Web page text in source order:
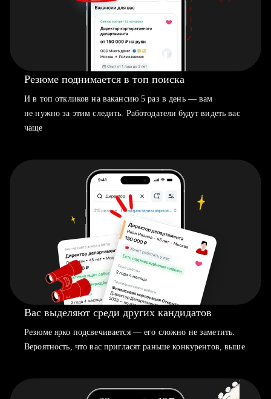
Резюме поднимается в топ поиска
И в топ откликов на вакансию 5 раз в день — вам
не нужно за этим следить. Работодатели будут видеть вас
чаще
Вас выделяют среди других кандидатов
Резюме ярко подсвечивается — его сложно не заметить.
Вероятность, что вас пригласят раньше конкурентов, выше